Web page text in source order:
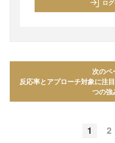
ロ
次のペ
反応率とアプローチ対象に注
つの
1 2